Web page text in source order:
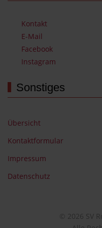
Kontakt
E-Mail
Facebook
Instagram
Sonstiges
Übersicht
Kontaktformular
Impressum
Datenschutz
© 2026 SV